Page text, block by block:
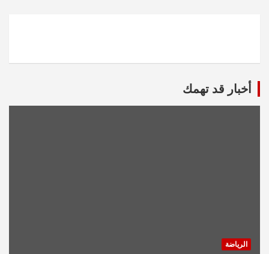
أخبار قد تهمك
الرياضة